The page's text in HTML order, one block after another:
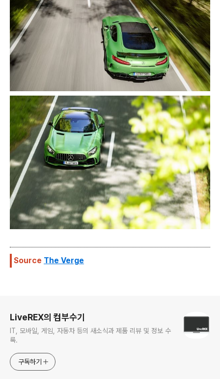
Source The Verge
LiveREX의 컴부수기
IT, 모바일, 게임, 자동차 등의 새소식과 제품 리뷰 및 정보 수
록.
구독하기